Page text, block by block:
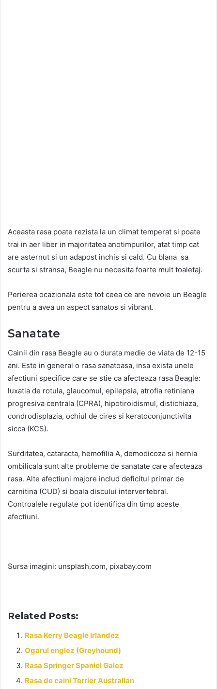
Aceasta rasa poate rezista la un climat temperat si poate
trai in aer liber in majoritatea anotimpurilor, atat timp cat
are asternut si un adapost inchis si cald. Cu blana sa
scurta si stransa, Beagle nu necesita foarte mult toaletaj.
Perierea ocazionala este tot ceea ce are nevoie un Beagle
pentru a avea un aspect sanatos si vibrant.
Sanatate
Cainii din rasa Beagle au o durata medie de viata de 12-15
ani. Este in general o rasa sanatoasa, insa exista unele
afectiuni specifice care se stie ca afecteaza rasa Beagle:
luxatia de rotula, glaucomul, epilepsia, atrofia retiniana
progresiva centrala (CPRA), hipotiroidismul, distichiaza,
condrodisplazia, ochiul de cires si keratoconjunctivita
sicca (KCS).
Surditatea, cataracta, hemofilia A, demodicoza si hernia
ombilicala sunt alte probleme de sanatate care afecteaza
rasa. Alte afectiuni majore includ deficitul primar de
carnitina (CUD) si boala discului intervertebral.
Controalele regulate pot identifica din timp aceste
afectiuni.
Sursa imagini: unsplash.com, pixabay.com
Related Posts:
Rasa Kerry Beagle Irlandez
Ogarul englez (Greyhound)
Rasa Springer Spaniel Galez
Rasa de caini Terrier Australian